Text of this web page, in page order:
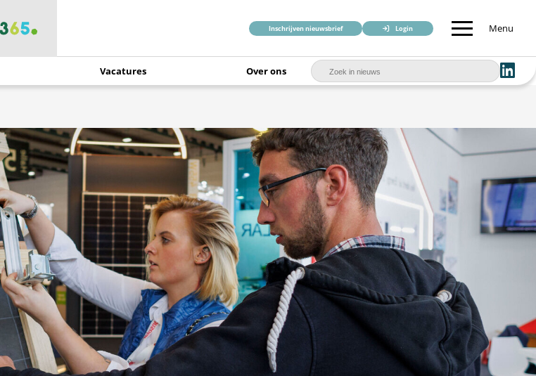
Inschrijven nieuwsbrief Login Menu
Vacatures Over ons